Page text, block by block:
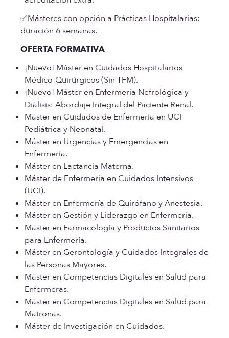
✅Másteres con opción a Prácticas Hospitalarias:
duración 6 semanas.
OFERTA FORMATIVA
¡Nuevo! Máster en Cuidados Hospitalarios
Médico-Quirúrgicos (Sin TFM).
¡Nuevo! Máster en Enfermería Nefrológica y
Diálisis: Abordaje Integral del Paciente Renal.
Máster en Cuidados de Enfermería en UCI
Pediátrica y Neonatal.
Máster en Urgencias y Emergencias en
Enfermería.
Máster en Lactancia Materna.
Máster de Enfermería en Cuidados Intensivos
(UCI).
Máster en Enfermería de Quirófano y Anestesia.
Máster en Gestión y Liderazgo en Enfermería.
Máster en Farmacología y Productos Sanitarios
para Enfermería.
Máster en Gerontología y Cuidados Integrales de
las Personas Mayores.
Máster en Competencias Digitales en Salud para
Enfermeras.
Máster en Competencias Digitales en Salud para
Matronas.
Máster de Investigación en Cuidados.